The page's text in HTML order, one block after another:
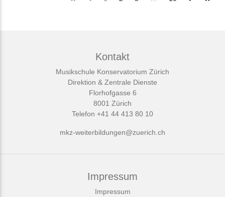
Kontakt
Musikschule Konservatorium Zürich
Direktion & Zentrale Dienste
Florhofgasse 6
8001 Zürich
Telefon +41 44 413 80 10
mkz-weiterbildungen@zuerich.ch
Impressum
Impressum